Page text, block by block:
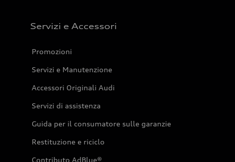
Servizi e Accessori
Promozioni
Servizi e Manutenzione
Accessori Originali Audi
Servizi di assistenza
Guida per il consumatore sulle garanzie
Restituzione e riciclo
Contributo AdBlue®